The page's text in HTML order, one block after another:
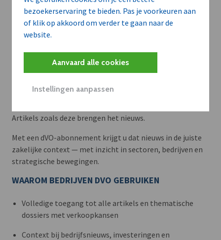
bezoekerservaring te bieden. Pas je voorkeuren aan
of klik op akkoord om verder te gaan naar de
website.
Aanvaard alle cookies
Instellingen aanpassen
Meer context. Dieper begrip.
Artikels zoals deze brengen het nieuws.
Met een dVO-abonnement krijgt u dat nieuws in de juiste
zakelijke context — met inzicht in sectoren, bedrijven en
strategische bewegingen.
WAAROM BEDRIJVEN DVO GEBRUIKEN
Volledige toegang tot alle artikels en thematische
dossiers met verkoopkansen
Context bij bedrijfsnieuws, investeringen en